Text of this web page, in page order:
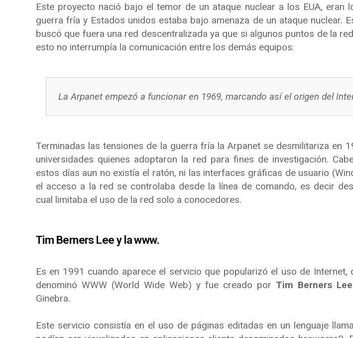
Este proyecto nació bajo el temor de un ataque nuclear a los EUA, eran
guerra fría y Estados unidos estaba bajo amenaza de un ataque nuclear.
buscó que fuera una red descentralizada ya que si algunos puntos de la
esto no interrumpía la comunicación entre los demás equipos.
La Arpanet empezó a funcionar en 1969, marcando así el origen del
Terminadas las tensiones de la guerra fría la Arpanet se desmilitariza en
universidades quienes adoptaron la red para fines de investigación.
estos días aun no existía el ratón, ni las interfaces gráficas de usuario
el acceso a la red se controlaba desde la línea de comando, es decir
cual limitaba el uso de la red solo a conocedores.
Tim Berners Lee y la www.
Es en 1991 cuando aparece el servicio que popularizó el uso de Internet,
denominó WWW (World Wide Web) y fue creado por Tim Berners Lee
Ginebra.
Este servicio consistía en el uso de páginas editadas en un lenguaje